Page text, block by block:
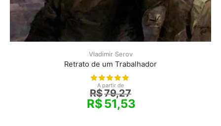
Vladimir Serov
Retrato de um Trabalhador
A partir de
R$79,27
R$51,53